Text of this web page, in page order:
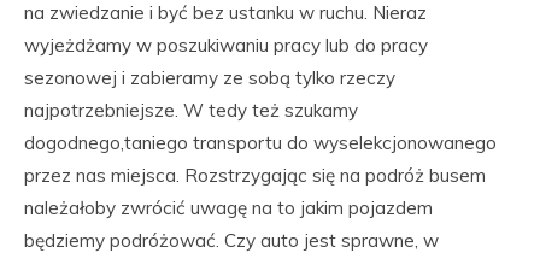
na zwiedzanie i być bez ustanku w ruchu. Nieraz
wyjeżdżamy w poszukiwaniu pracy lub do pracy
sezonowej i zabieramy ze sobą tylko rzeczy
najpotrzebniejsze. W tedy też szukamy
dogodnego,taniego transportu do wyselekcjonowanego
przez nas miejsca. Rozstrzygając się na podróż busem
należałoby zwrócić uwagę na to jakim pojazdem
będziemy podróżować. Czy auto jest sprawne, w